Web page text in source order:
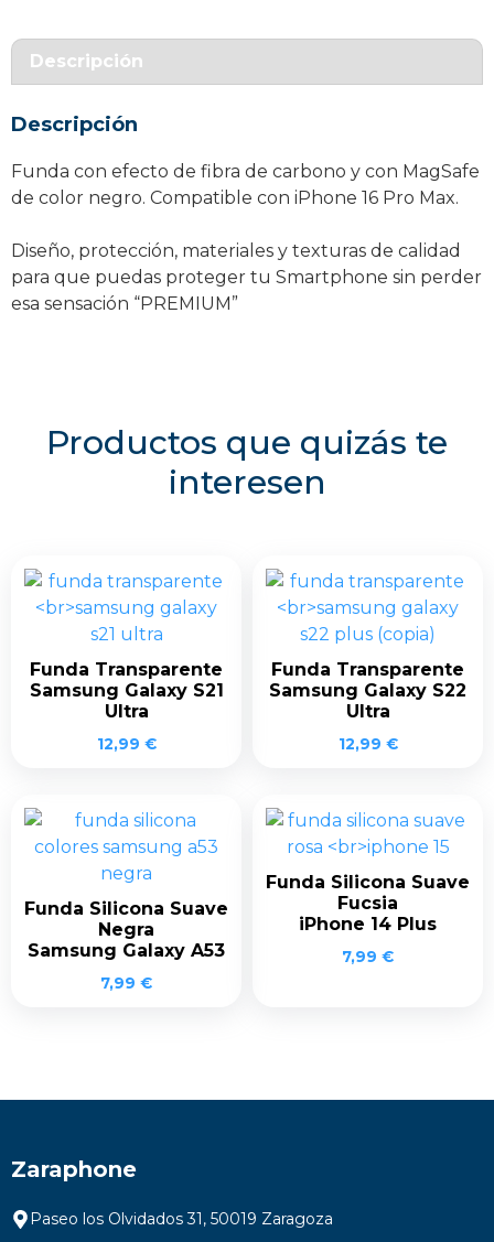
MagSafe
16
Pro
cantidad
Descripción
Descripción
Funda con efecto de fibra de carbono y con MagSafe
de color negro. Compatible con iPhone 16 Pro Max.
Diseño, protección, materiales y texturas de calidad
para que puedas proteger tu Smartphone sin perder
esa sensación “PREMIUM”
Productos que quizás te
interesen
Funda Transparente
Samsung Galaxy S21
Ultra
12,99 €
Funda Transparente
Samsung Galaxy S22
Ultra
12,99 €
Funda Silicona Suave
Negra
Samsung Galaxy A53
7,99 €
Funda Silicona Suave
Fucsia
iPhone 14 Plus
7,99 €
Zaraphone
Paseo los Olvidados 31, 50019 Zaragoza